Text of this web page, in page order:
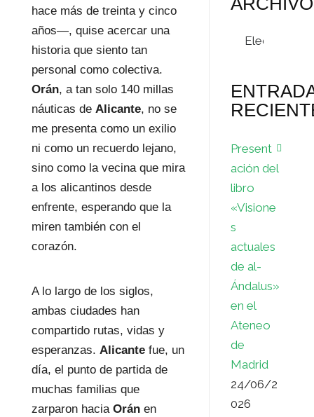
hace más de treinta y cinco
años—, quise acercar una
historia que siento tan
personal como colectiva.
Orán, a tan solo 140 millas
náuticas de Alicante, no se
me presenta como un exilio
ni como un recuerdo lejano,
sino como la vecina que mira
a los alicantinos desde
enfrente, esperando que la
miren también con el
corazón.
A lo largo de los siglos,
ambas ciudades han
compartido rutas, vidas y
esperanzas. Alicante fue, un
día, el punto de partida de
muchas familias que
zarparon hacia Orán en
Present
ación del
libro
«Visione
s
actuales
de al-
Ándalus»
en el
Ateneo
de
Madrid
24/06/2
026